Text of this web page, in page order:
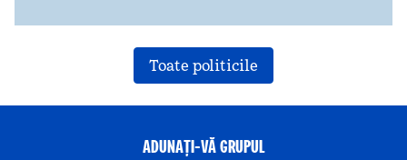
Toate politicile
ADUNAȚI-VĂ GRUPUL